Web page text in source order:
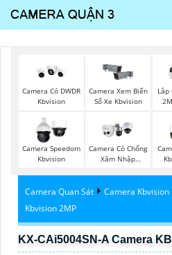
Camera Có DWDR
Kbvision
Camera Xem Biển
Số Xe Kbvision
Lắp
Camera Speedom
Kbvision
Camera Có Chống
Xâm Nhập
Camera Quan Sát Camera Kbvision
Kbvision 2MP
KX-CAi5004SN-A Camera